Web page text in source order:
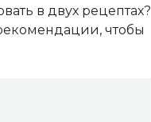
в двух рецептах?
чтобы